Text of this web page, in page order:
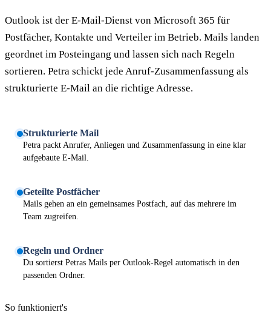
Outlook ist der E-Mail-Dienst von Microsoft 365 für
Postfächer, Kontakte und Verteiler im Betrieb. Mails landen
geordnet im Posteingang und lassen sich nach Regeln
sortieren. Petra schickt jede Anruf-Zusammenfassung als
strukturierte E-Mail an die richtige Adresse.
Strukturierte Mail
Petra packt Anrufer, Anliegen und Zusammenfassung in eine klar
aufgebaute E-Mail.
Geteilte Postfächer
Mails gehen an ein gemeinsames Postfach, auf das mehrere im
Team zugreifen.
Regeln und Ordner
Du sortierst Petras Mails per Outlook-Regel automatisch in den
passenden Ordner.
So funktioniert's